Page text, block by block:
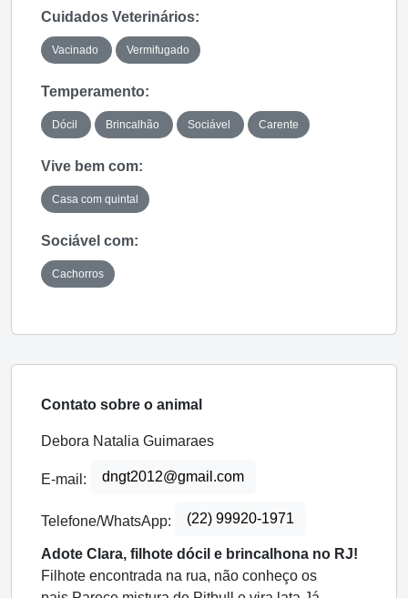
Cuidados Veterinários:
Vacinado Vermifugado
Temperamento:
Dócil Brincalhão Sociável Carente
Vive bem com:
Casa com quintal
Sociável com:
Cachorros
Contato sobre o animal
Debora Natalia Guimaraes
E-mail: dngt2012@gmail.com
Telefone/WhatsApp: (22) 99920-1971
Adote Clara, filhote dócil e brincalhona no RJ!
Filhote encontrada na rua, não conheço os